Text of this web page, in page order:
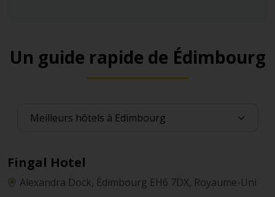
Un guide rapide de Édimbourg
Fingal Hotel
Alexandra Dock, Édimbourg EH6 7DX, Royaume-Uni